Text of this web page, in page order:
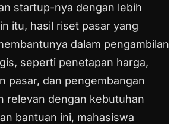
startup-nya dengan lebih
itu, hasil riset pasar yang
dalam pengambilan
seperti penetapan harga,
pasar, dan pengembangan
relevan dengan kebutuhan
bantuan ini, mahasiswa